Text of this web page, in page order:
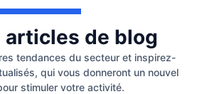
articles de blog
tendances du secteur et inspirez-
qui vous donneront un nouvel
stimuler votre activité.